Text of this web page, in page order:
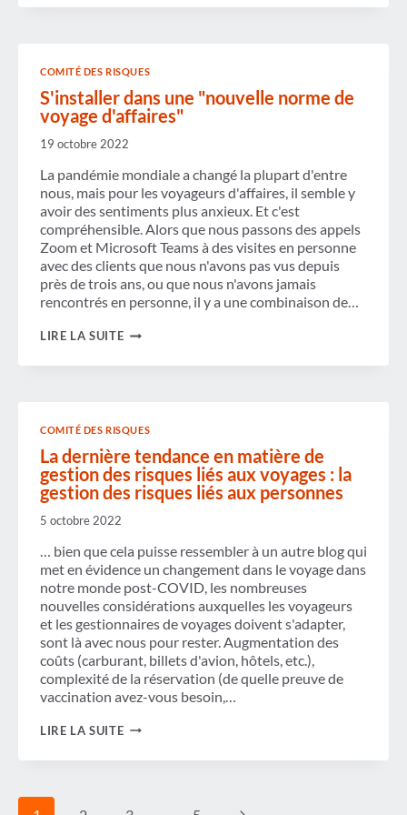
VOYAGE
CHARGÉES
COMITÉ DES RISQUES
S'installer dans une "nouvelle norme de
voyage d'affaires"
19 octobre 2022
La pandémie mondiale a changé la plupart d'entre
nous, mais pour les voyageurs d'affaires, il semble y
avoir des sentiments plus anxieux. Et c'est
compréhensible. Alors que nous passons des appels
Zoom et Microsoft Teams à des visites en personne
avec des clients que nous n'avons pas vus depuis
près de trois ans, ou que nous n'avons jamais
rencontrés en personne, il y a une combinaison de…
LIRE LA SUITES'INSTALLER
D'AFFAIRES"
COMITÉ DES RISQUES
La dernière tendance en matière de
gestion des risques liés aux voyages : la
gestion des risques liés aux personnes
5 octobre 2022
… bien que cela puisse ressembler à un autre blog qui
met en évidence un changement dans le voyage dans
notre monde post-COVID, les nombreuses
nouvelles considérations auxquelles les voyageurs
et les gestionnaires de voyages doivent s'adapter,
sont là avec nous pour rester. Augmentation des
coûts (carburant, billets d'avion, hôtels, etc.),
complexité de la réservation (de quelle preuve de
vaccination avez-vous besoin,…
LIRE LA SUITELA
Navigation